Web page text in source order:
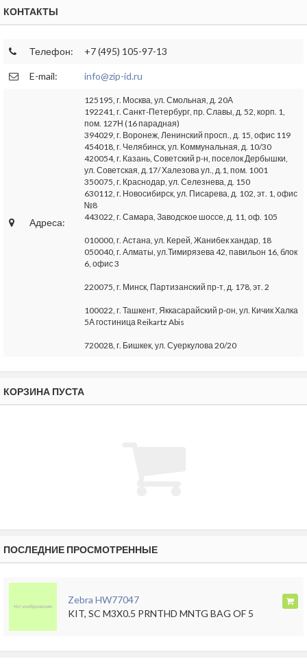
КОНТАКТЫ
Телефон: +7 (495) 105-97-13
E-mail: info@zip-id.ru
Адреса:
125195, г. Москва, ул. Смольная, д. 20А
192241, г. Санкт-Петербург, пр. Славы, д. 52, корп. 1,
пом. 127Н (16 парадная)
394029, г. Воронеж, Ленинский просп., д. 15, офис 119
454018, г. Челябинск, ул. Коммунальная, д. 10/30
420054, г. Казань, Советский р-н, поселок Дербышки,
ул. Советская, д.17/ Халезова ул., д.1, пом. 1001
350075, г. Краснодар, ул. Селезнева, д. 150
630112, г. Новосибирск, ул. Писарева, д. 102, эт. 1, офис
№8
443022, г. Самара, Заводское шоссе, д. 11, оф. 105
010000, г. Астана, ул. Керей, Жанибек хандар, 18
050040, г. Алматы, ул.Тимирязева 42, павильон 16, блок
6, офис 3
220075, г. Минск, Партизанский пр-т, д. 178, эт. 2
100022, г. Ташкент, Яккасарайский р-он, ул. Кичик Халка
5А гостиница Reikartz Abis
720028, г. Бишкек, ул. Суеркулова 20/20
КОРЗИНА ПУСТА
ПОСЛЕДНИЕ ПРОСМОТРЕННЫЕ
Zebra HW77047
KIT, SC M3X0.5 PRNTHD MNTG BAG OF 5